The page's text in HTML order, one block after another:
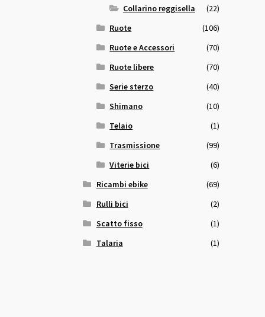
Collarino reggisella
(22)
Ruote
(106)
Ruote e Accessori
(70)
Ruote libere
(70)
Serie sterzo
(40)
Shimano
(10)
Telaio
(1)
Trasmissione
(99)
Viterie bici
(6)
Ricambi ebike
(69)
Rulli bici
(2)
Scatto fisso
(1)
Talaria
(1)